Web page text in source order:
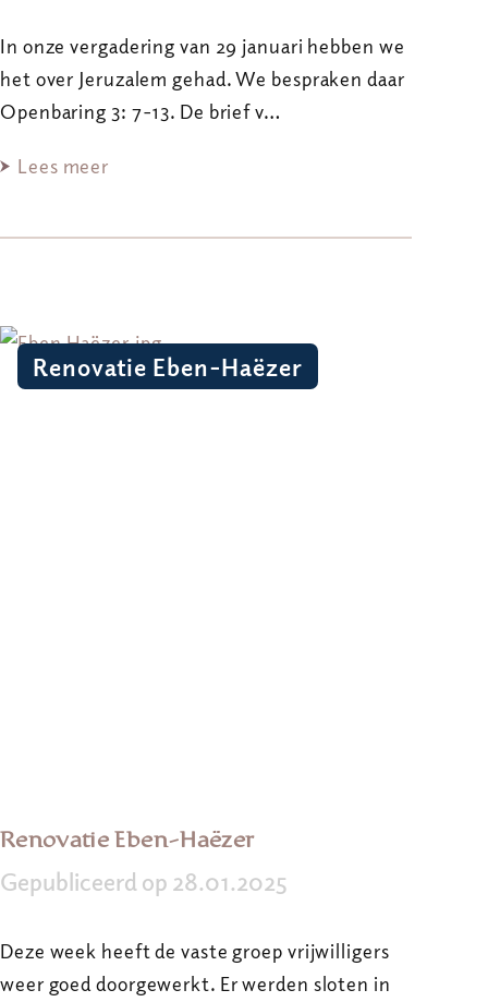
In onze vergadering van 29 januari hebben we
het over Jeruzalem gehad. We bespraken daar
Openbaring 3: 7-13. De brief v…
Lees meer
Renovatie Eben-Haëzer
Renovatie Eben-Haëzer
Gepubliceerd op 28.01.2025
Deze week heeft de vaste groep vrijwilligers
weer goed doorgewerkt. Er werden sloten in